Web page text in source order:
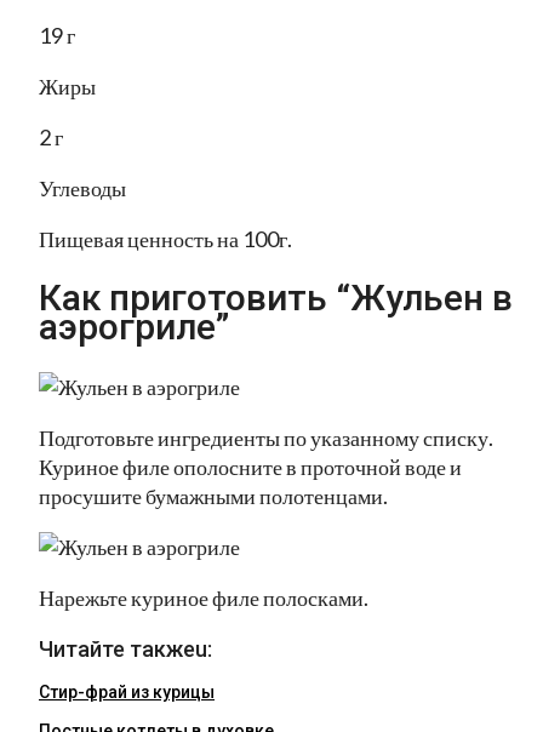
19 г
Жиры
2 г
Углеводы
Пищевая ценность на 100г.
Как приготовить “Жульен в
аэрогриле”
Подготовьте ингредиенты по указанному списку.
Куриное филе ополосните в проточной воде и
просушите бумажными полотенцами.
Нарежьте куриное филе полосками.
Читайте такжеu:
Стир-фрай из курицы